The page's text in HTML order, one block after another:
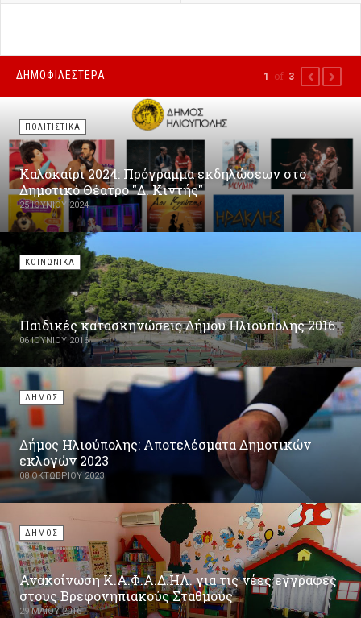
ΔΗΜΟΦΙΛΕΣΤΕΡΑ
ΠΟΛΙΤΙΣΤΙΚΑ
Καλοκαίρι 2024: Πρόγραμμα εκδηλώσεων στο
Δημοτικό Θέατρο "Δ. Κιντής"
25 ΙΟΥΝΊΟΥ 2024
ΚΟΙΝΩΝΙΚΑ
Παιδικές κατασκηνώσεις Δήμου Ηλιούπολης 2016
06 ΙΟΥΝΊΟΥ 2016
ΔΗΜΟΣ
Δήμος Ηλιούπολης: Αποτελέσματα Δημοτικών
εκλογών 2023
08 ΟΚΤΩΒΡΊΟΥ 2023
ΔΗΜΟΣ
Ανακοίνωση Κ.Α.Φ.Α.Δ.ΗΛ. για τις νέες εγγραφές
στους Βρεφονηπιακούς Σταθμούς
29 ΜΑΪ́ΟΥ 2016
1 of 3 PREVIOUS
NEXT